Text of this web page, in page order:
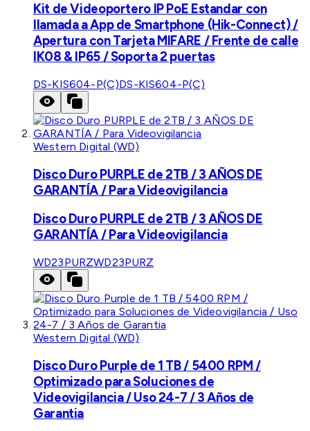
Kit de Videoportero IP PoE Estandar con
llamada a App de Smartphone (Hik-Connect) /
Apertura con Tarjeta MIFARE / Frente de calle
IK08 & IP65 / Soporta 2 puertas
DS-KIS604-P(C)DS-KIS604-P(C)
Western Digital (WD)
Disco Duro PURPLE de 2TB / 3 AÑOS DE
GARANTÍA / Para Videovigilancia
Disco Duro PURPLE de 2TB / 3 AÑOS DE
GARANTÍA / Para Videovigilancia
WD23PURZWD23PURZ
Western Digital (WD)
Disco Duro Purple de 1 TB / 5400 RPM /
Optimizado para Soluciones de
Videovigilancia / Uso 24-7 / 3 Años de
Garantia